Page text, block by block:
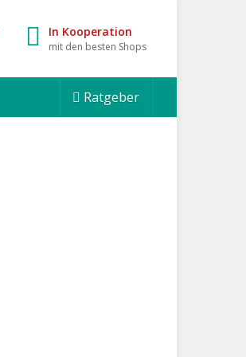
In Kooperation
mit den besten Shops
Ratgeber